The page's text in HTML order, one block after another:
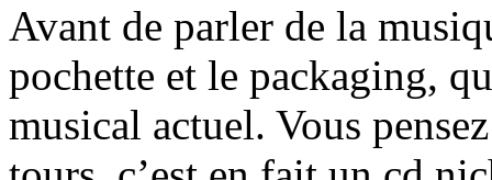
Avant de parler de la
pochette et le packaging,
musical actuel. Vous